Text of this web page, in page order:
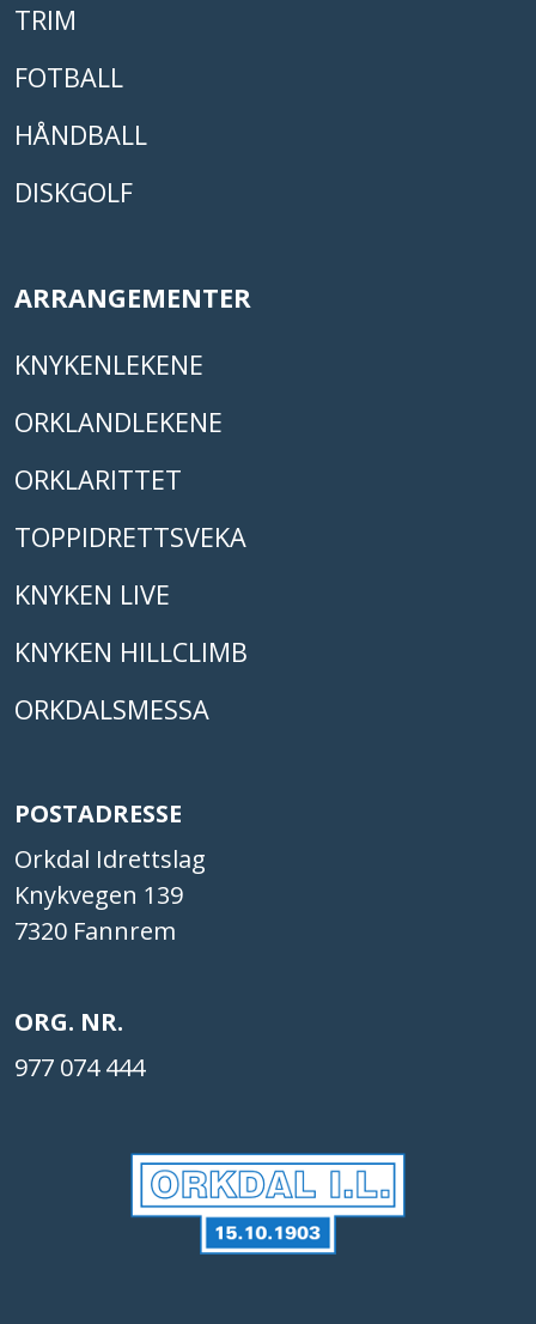
TRIM
FOTBALL
HÅNDBALL
DISKGOLF
ARRANGEMENTER
KNYKENLEKENE
ORKLANDLEKENE
ORKLARITTET
TOPPIDRETTSVEKA
KNYKEN LIVE
KNYKEN HILLCLIMB
ORKDALSMESSA
POSTADRESSE
Orkdal Idrettslag
Knykvegen 139
7320 Fannrem
ORG. NR.
977 074 444